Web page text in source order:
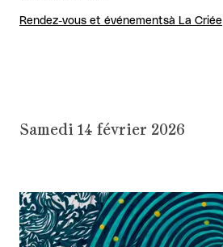
Rendez-vous et événementsà La Criée
Samedi 14 février 2026